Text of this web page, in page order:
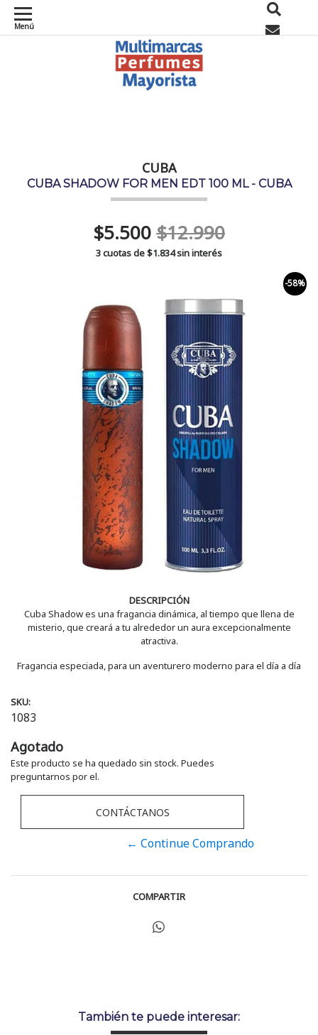
Menú
CUBA
CUBA SHADOW FOR MEN EDT 100 ML - CUBA
$5.500$12.990
3 cuotas de$1.834sin interés
-58%
DESCRIPCIÓN
Cuba Shadow es una fragancia dinámica, al tiempo que llena de
misterio, que creará a tu alrededor un aura excepcionalmente
atractiva.
Fragancia especiada, para un aventurero moderno para el día a día
SKU:
1083
Agotado
Este producto se ha quedado sin stock. Puedes
preguntarnos por el.
CONTÁCTANOS
← Continue Comprando
COMPARTIR
También te puede interesar: